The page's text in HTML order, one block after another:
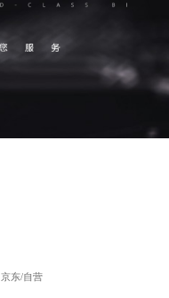
京东/自营